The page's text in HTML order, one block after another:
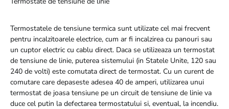
Termostatele de tensiune termica sunt utilizate cel mai frecvent
pentru incalzitoarele electrice, cum ar fi incalzirea cu panouri sau
un cuptor electric cu cablu direct. Daca se utilizeaza un termostat
de tensiune de linie, puterea sistemului (in Statele Unite, 120 sau
240 de volti) este comutata direct de termostat. Cu un curent de
comutare care depaseste adesea 40 de amperi, utilizarea unui
termostat de joasa tensiune pe un circuit de tensiune de linie va
duce cel putin la defectarea termostatului si, eventual, la incendiu.